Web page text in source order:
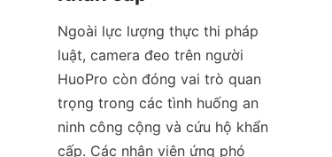
Ngoài lực lượng thực thi pháp
luật, camera đeo trên người
HuoPro còn đóng vai trò quan
trọng trong các tình huống an
ninh công cộng và cứu hộ khẩn
cấp. Các nhân viên ứng phó